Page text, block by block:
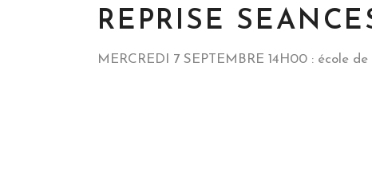
REPRISE
MERCREDI 7 SEPTEMBRE 14H00 : école